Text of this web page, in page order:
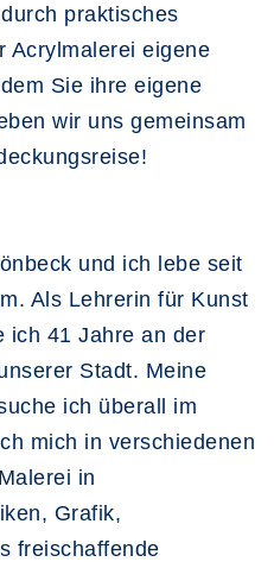
praktisches
Acrylmalerei eigene
Sie ihre eigene
wir uns gemeinsam
und ich lebe seit
Als Lehrerin für Kunst
ich 41 Jahre an der
Stadt. Meine
ich überall im
mich in verschiedenen
in
Grafik,
freischaffende